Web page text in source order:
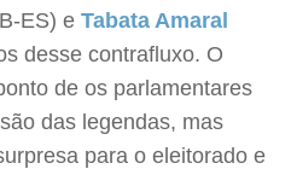
ES) eTabata Amaral
desse contrafluxo. O
de os parlamentares
das legendas, mas
para o eleitorado e